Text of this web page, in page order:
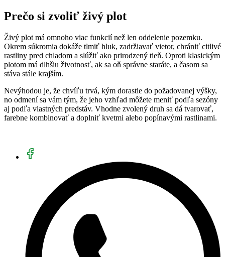
Prečo si zvoliť živý plot
Živý plot má omnoho viac funkcií než len oddelenie pozemku.
Okrem súkromia dokáže tlmiť hluk, zadržiavať vietor, chrániť citlivé
rastliny pred chladom a slúžiť ako prirodzený tieň. Oproti klasickým
plotom má dlhšiu životnosť, ak sa oň správne staráte, a časom sa
stáva stále krajším.
Nevýhodou je, že chvíľu trvá, kým dorastie do požadovanej výšky,
no odmení sa vám tým, že jeho vzhľad môžete meniť podľa sezóny
aj podľa vlastných predstáv. Vhodne zvolený druh sa dá tvarovať,
farebne kombinovať a doplniť kvetmi alebo popínavými rastlinami.